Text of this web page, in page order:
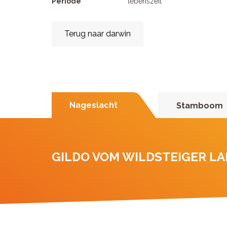
Terug naar darwin
Nageslacht Stamboom
GILDO VOM WILDSTEIGER